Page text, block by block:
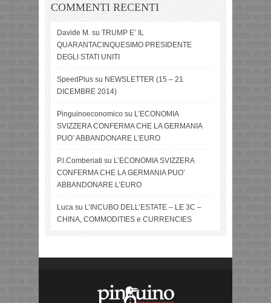
COMMENTI RECENTI
Davide M. su TRUMP E’ IL
QUARANTACINQUESIMO PRESIDENTE
DEGLI STATI UNITI
SpeedPlus su NEWSLETTER (15 – 21
DICEMBRE 2014)
Pinguinoeconomico su L’ECONOMIA
SVIZZERA CONFERMA CHE LA GERMANIA
PUO’ ABBANDONARE L’EURO
P.l.Comberiati su L’ECONOMIA SVIZZERA
CONFERMA CHE LA GERMANIA PUO’
ABBANDONARE L’EURO
Luca su L’INCUBO DELL’ESTATE – LE 3C –
CHINA, COMMODITIES e CURRENCIES